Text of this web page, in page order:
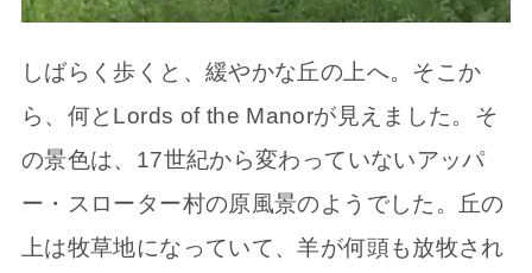
しばらく歩くと、緩やかな丘の上へ。そこか
ら、何とLords of the Manorが見えました。そ
の景色は、17世紀から変わっていないアッパ
ー・スローター村の原風景のようでした。丘の
上は牧草地になっていて、羊が何頭も放牧され